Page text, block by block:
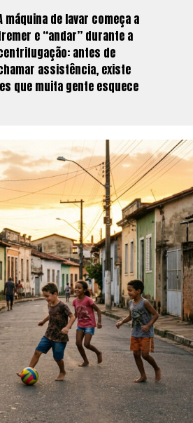
máquina de lavar começa a
e “andar” durante a
antes de
assistência, existe
que muita gente esquece